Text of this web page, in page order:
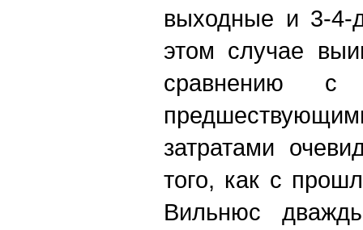
выходные и 3-4-
этом случае
сравнению с
затратами
того, как с
Вильнюс